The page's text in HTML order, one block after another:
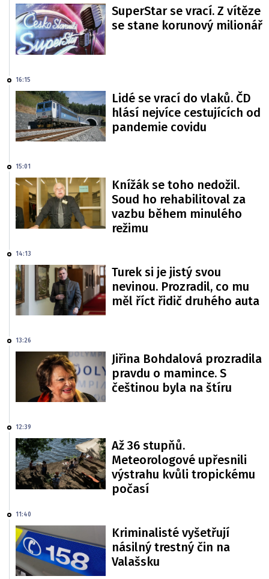
SuperStar se vrací. Z vítěze
se stane korunový milionář
16:15
Lidé se vrací do vlaků. ČD
hlásí nejvíce cestujících od
pandemie covidu
15:01
Knížák se toho nedožil.
Soud ho rehabilitoval za
vazbu během minulého
režimu
14:13
Turek si je jistý svou
nevinou. Prozradil, co mu
měl říct řidič druhého auta
13:26
Jiřina Bohdalová prozradila
pravdu o mamince. S
češtinou byla na štíru
12:39
Až 36 stupňů.
Meteorologové upřesnili
výstrahu kvůli tropickému
počasí
11:40
Kriminalisté vyšetřují
násilný trestný čin na
Valašsku